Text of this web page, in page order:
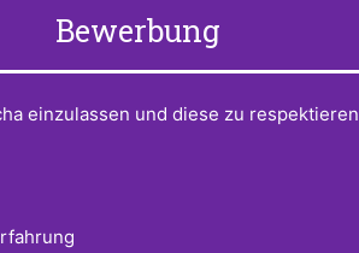
Bewerbung
einzulassen und diese zu respektieren